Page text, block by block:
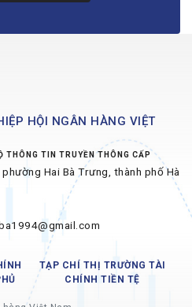
HỘI NGÂN HÀNG VIỆT
TIN TRUYỀN THÔNG CẤP
Hai Bà Trưng, thành phố Hà
TẠP CHÍ THỊ TRƯỜNG TÀI
CHÍNH TIỀN TỆ